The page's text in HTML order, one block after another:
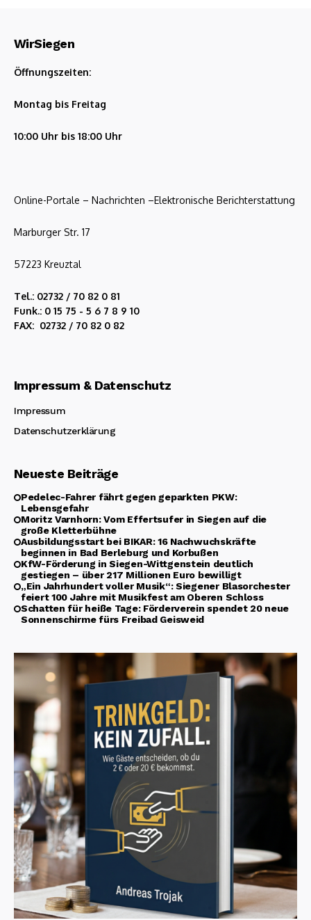
WirSiegen
Öffnungszeiten:
Montag bis Freitag
10:00 Uhr bis 18:00 Uhr
Online-Portale – Nachrichten –Elektronische Berichterstattung
Marburger Str. 17
57223 Kreuztal
Tel.: 02732 / 70 82 0 81
Funk.: 0 15 75 - 5 6 7 8 9 10
FAX: 02732 / 70 82 0 82
Impressum & Datenschutz
Impressum
Datenschutzerklärung
Neueste Beiträge
Pedelec-Fahrer fährt gegen geparkten PKW:
Lebensgefahr
Moritz Varnhorn: Vom Effertsufer in Siegen auf die
große Kletterbühne
Ausbildungsstart bei BIKAR: 16 Nachwuchskräfte
beginnen in Bad Berleburg und Korbußen
KfW-Förderung in Siegen-Wittgenstein deutlich
gestiegen – über 217 Millionen Euro bewilligt
„Ein Jahrhundert voller Musik“: Siegener Blasorchester
feiert 100 Jahre mit Musikfest am Oberen Schloss
Schatten für heiße Tage: Förderverein spendet 20 neue
Sonnenschirme fürs Freibad Geisweid